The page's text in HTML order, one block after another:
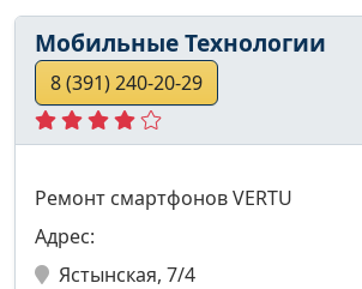
Мобильные Технологии
8 (391) 240-20-29
Ремонт смартфонов VERTU
Адрес:
Ястынская, 7/4